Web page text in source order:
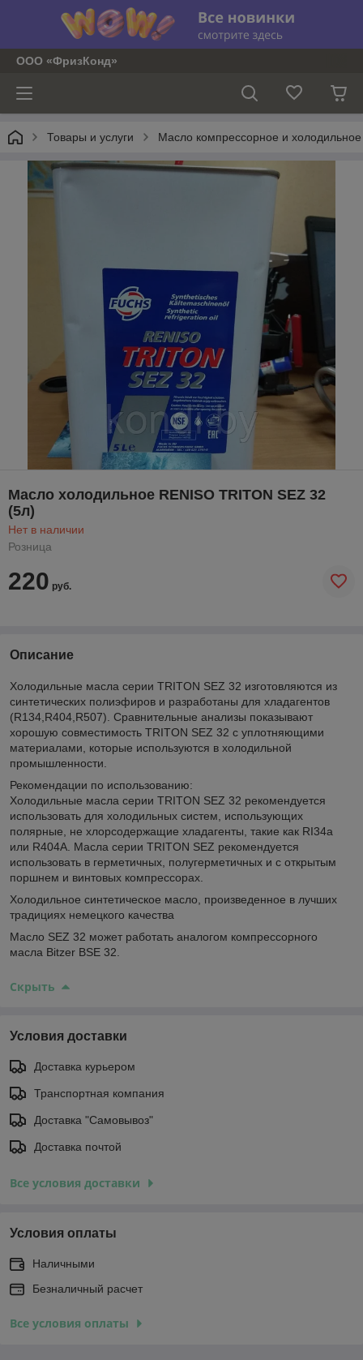
ООО «ФризКонд»
Товары и услуги Масло компрессорное и холодильное
Масло холодильное RENISO TRITON SEZ 32
(5л)
Нет в наличии
Розница
220 руб.
Описание
Холодильные масла серии TRITON SEZ 32 изготовляются из
синтетических полиэфиров и разработаны для хладагентов
(R134,R404,R507). Сравнительные анализы показывают
хорошую совместимость TRITON SEZ 32 с уплотняющими
материалами, которые используются в холодильной
промышленности.
Рекомендации по использованию:
Холодильные масла серии TRITON SEZ 32 рекомендуется
использовать для холодильных систем, использующих
полярные, не хлорсодержащие хладагенты, такие как RI34a
или R404A. Масла серии TRITON SEZ рекомендуется
использовать в герметичных, полугерметичных и с открытым
поршнем и винтовых компрессорах.
Холодильное синтетическое масло, произведенное в лучших
традициях немецкого качества
Масло SEZ 32 может работать аналогом компрессорного
масла Bitzer BSE 32.
Скрыть
Условия доставки
Доставка курьером
Транспортная компания
Доставка "Самовывоз"
Доставка почтой
Все условия доставки
Условия оплаты
Наличными
Безналичный расчет
Все условия оплаты